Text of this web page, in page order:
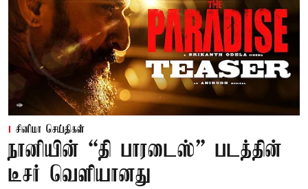
சினிமா செய்திகள்
நானியின் “தி பாரடைஸ்” படத்தின்
டீசர் வெளியானது